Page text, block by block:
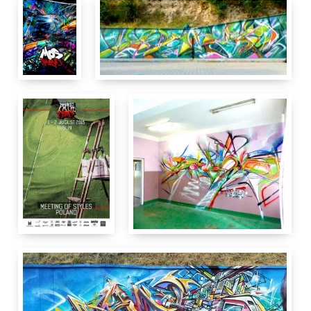
42
cm
21 cm
MOS
Poland in
Lublin
Wall
Hala Globus
2 m
12
MOS Poland in Lublin
Wall Hala Globus ul.
20-611 Lublin Pologne
Meeting Of Styles
3
m
6 m
Varsovie
Pologne